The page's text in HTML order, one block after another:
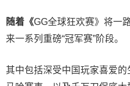
随着《GG全球狂欢赛》将一
来一系列重磅“冠军赛”阶段。
其中包括深受中国玩家喜爱